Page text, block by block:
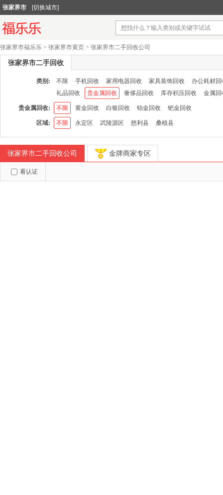
张家界市 [切换城市]
张家界市福乐乐 > 张家界市黄页 > 张家界市二手回收公司
张家界市二手回收
类别: 不限 手机回收 家用电器回收 家具装饰回收
办公耗材回
礼品回收
贵金属回收 奢侈品回收 库存积压回收 金属回
贵金属回收: 不限 黄金回收 白银回收 铂金回收 钯金回收
区域: 不限 永定区 武陵源区 慈利县 桑植县
张家界市二手回收公司 金牌商家专区
看认证